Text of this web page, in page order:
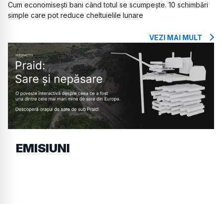
Cum economisești bani când totul se scumpește. 10 schimbări
simple care pot reduce cheltuielile lunare
VEZI MAI MULT
EMISIUNI